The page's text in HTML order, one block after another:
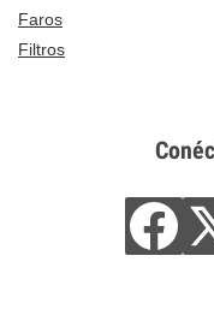
Faros
Filtros